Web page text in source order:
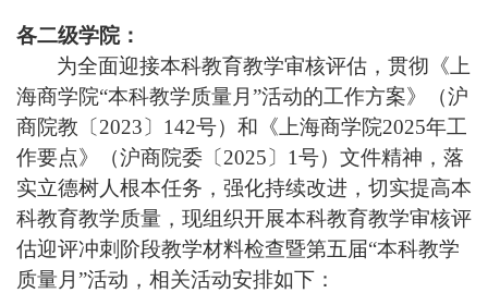
各二级学院：
为全面迎接本科教育教学审核评估，贯彻《上
海商学院“本科教学质量月”活动的工作方案》（沪
商院教〔2023〕142号）和《上海商学院2025年工
作要点》（沪商院委〔2025〕1号）文件精神，落
实立德树人根本任务，强化持续改进，切实提高本
科教育教学质量，现组织开展本科教育教学审核评
估迎评冲刺阶段教学材料检查暨第五届“本科教学
质量月 ”活动，相关活动安排如下：